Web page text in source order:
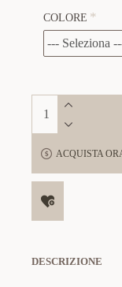
COLORE
ACQUISTA
DESCRIZIONE